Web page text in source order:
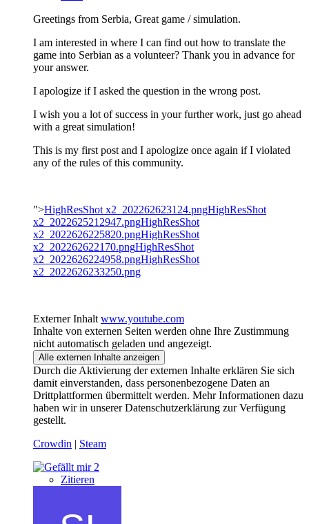
Greetings from Serbia, Great game / simulation.
I am interested in where I can find out how to translate the
game into Serbian as a volunteer? Thank you in advance for
your answer.
I apologize if I asked the question in the wrong post.
I wish you a lot of success in your further work, just go ahead
with a great simulation!
This is my first post and I apologize once again if I violated
any of the rules of this community.
">HighResShot x2_202262623124.pngHighResShot
x2_2022625212947.pngHighResShot
x2_2022626225820.pngHighResShot
x2_202262622170.pngHighResShot
x2_2022626224958.pngHighResShot
x2_2022626233250.png
Externer Inhalt www.youtube.com
Inhalte von externen Seiten werden ohne Ihre Zustimmung
nicht automatisch geladen und angezeigt.
Alle externen Inhalte anzeigen
Durch die Aktivierung der externen Inhalte erklären Sie sich
damit einverstanden, dass personenbezogene Daten an
Drittplattformen übermittelt werden. Mehr Informationen dazu
haben wir in unserer Datenschutzerklärung zur Verfügung
gestellt.
Crowdin | Steam
2
Zitieren